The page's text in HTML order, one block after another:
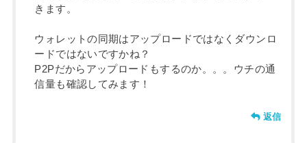
きます。
ウォレットの同期はアップロードではなくダウンロ
ードではないですかね？
P2Pだからアップロードもするのか。。。ウチの通
信量も確認してみます！
返信